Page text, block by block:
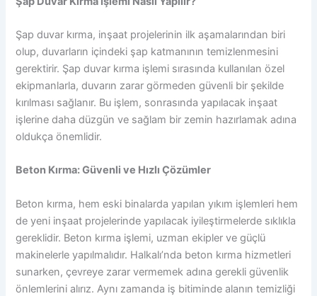
Şap duvar kırma, inşaat projelerinin ilk aşamalarından biri
olup, duvarların içindeki şap katmanının temizlenmesini
gerektirir. Şap duvar kırma işlemi sırasında kullanılan özel
ekipmanlarla, duvarın zarar görmeden güvenli bir şekilde
kırılması sağlanır. Bu işlem, sonrasında yapılacak inşaat
işlerine daha düzgün ve sağlam bir zemin hazırlamak adına
oldukça önemlidir.
Beton Kırma: Güvenli ve Hızlı Çözümler
Beton kırma, hem eski binalarda yapılan yıkım işlemleri hem
de yeni inşaat projelerinde yapılacak iyileştirmelerde sıklıkla
gereklidir. Beton kırma işlemi, uzman ekipler ve güçlü
makinelerle yapılmalıdır. Halkalı’nda beton kırma hizmetleri
sunarken, çevreye zarar vermemek adına gerekli güvenlik
önlemlerini alırız. Aynı zamanda iş bitiminde alanın temizliği